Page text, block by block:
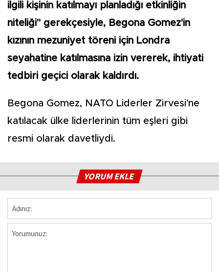
ilgili kişinin katılmayı planladığı etkinliğin
niteliği" gerekçesiyle, Begona Gomez'in
kızının mezuniyet töreni için Londra
seyahatine katılmasına izin vererek, ihtiyati
tedbiri geçici olarak kaldırdı.
Begona Gomez, NATO Liderler Zirvesi'ne
katılacak ülke liderlerinin tüm eşleri gibi
resmi olarak davetliydi.
YORUM EKLE